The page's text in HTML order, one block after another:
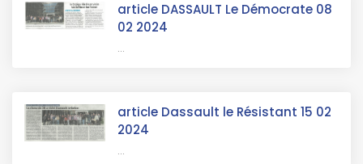
article DASSAULT Le Démocrate 08
02 2024
...
article Dassault le Résistant 15 02
2024
...